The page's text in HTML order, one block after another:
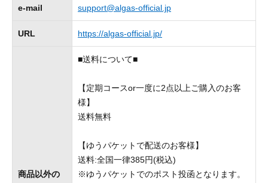
e-mail support@algas-official.jp
URL https://algas-official.jp/
商品以外の
■送料について■
【定期コースor一度に2点以上ご購入のお客
様】
送料無料
【ゆうパケットで配送のお客様】
送料:全国一律385円(税込)
※ゆうパケットでのポスト投函となります。